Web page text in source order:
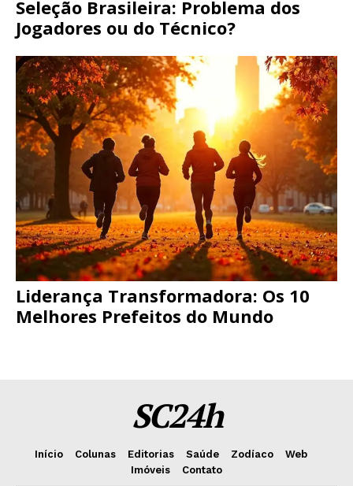
Seleção Brasileira: Problema dos
Jogadores ou do Técnico?
Liderança Transformadora: Os 10
Melhores Prefeitos do Mundo
SC24h
Início Colunas Editorias Saúde Zodíaco
Web
Imóveis
Contato